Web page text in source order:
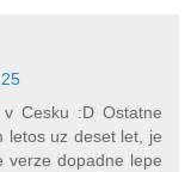
Cesku :D Ostatne
letos uz deset let, je
verze dopadne lepe